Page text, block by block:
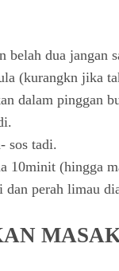
belah dua jangan
(kurangkn jika
dalam pinggan
sos tadi.
10minit (hingga
dan perah limau